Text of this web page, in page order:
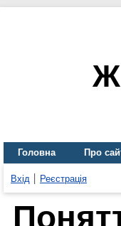
Головна Про
Вхід Реєстрація